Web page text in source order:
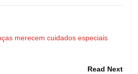
merecem cuidados especiais
Read Next